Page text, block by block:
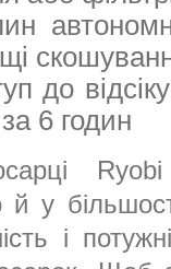
до
6 годин
у
і